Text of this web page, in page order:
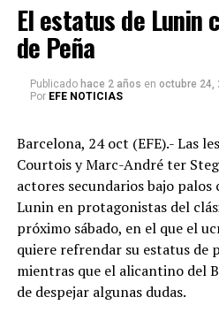
El estatus de Lunin
de Peña
Publicado hace 2 años en octubre 24,
Por EFE NOTICIAS
Barcelona, 24 oct (EFE).- Las
Courtois y Marc-André ter
actores secundarios bajo
Lunin en protagonistas del
próximo sábado, en el que el
quiere refrendar su estatus de
mientras que el alicantino del
de despejar algunas dudas.